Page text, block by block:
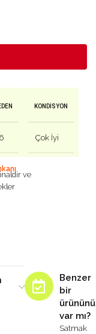
KONDISYON
Çok İyi
ve
Benzer
bir
var mı?
Satmak